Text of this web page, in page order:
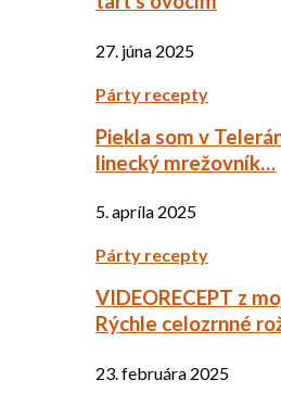
27. júna 2025
Párty recepty
Piekla som v
linecký mrežovník…
5. apríla 2025
Párty recepty
VIDEORECEPT z
Rýchle celozrnné
23. februára 2025